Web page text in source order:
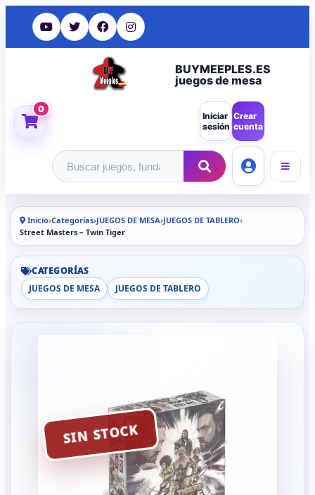
BUYMEEPLES.ES
juegos de mesa
0
Iniciar
sesión
Crear
cuenta
Buscar productos
Inicio›Categorías›JUEGOS DE MESA›JUEGOS DE TABLERO›
Street Masters – Twin Tiger
CATEGORÍAS
JUEGOS DE MESA
JUEGOS DE TABLERO
SIN STOCK